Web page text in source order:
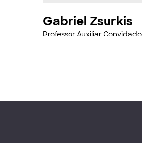
Gabriel Zsurkis
Professor Auxiliar Convidado